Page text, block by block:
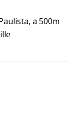
a 500m